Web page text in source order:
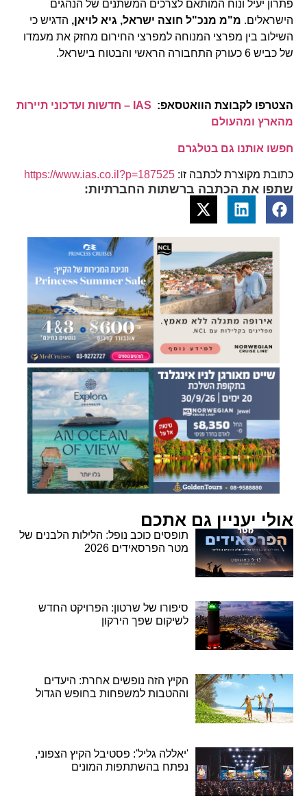
פתרון יעיל ונוח המותאם לצרכים המשתנים של הנהגים
הישראלים. מ"מ מנכ"ל חוצה ישראל, גיא לויאן, הדגיש כי
השילוב בין מפרצי המנוחה למפרצי החירום מחזק את מעמדו
של כביש 6 כעורק התחבורה הראשי והבטוח בישראל.
הצטרפו לקבוצת הוואטסאפ:
IAS – חדשות ועדכוני תיירות
מהארץ ומהעולם
חפשו אותנו גם בטלגרם
כתובת מקוצרת לכתבה זו: https://www.ias.co.il?p=187525
שתפו את הכתבה ברשתות החברתיות:
אולי יעניין גם אתכם
תופסים כוכב נופל: הלילות הלבנים של
מטר הפרסאידים 2026
סיפורו של שרטון: הפרויקט החדש
לשיקום שפך הירקון
הקיץ הזה נופשים אחרת: היעדים
וההטבות למשפחות בחופש הגדול
'יאללה גליל': פסטיבל הקיץ הצפוני,
נפתח בהשתתפות המונים